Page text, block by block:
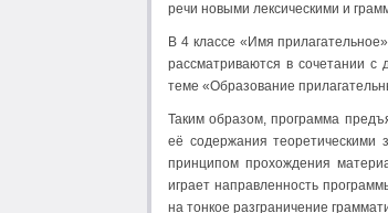
речи новыми лексическими и
В 4 классе «Имя
рассматриваются в сочетании с
теме «Образование
Таким образом, программа
её содержания теоретическими
принципом прохождения
играет направленность
на тонкое разграничение